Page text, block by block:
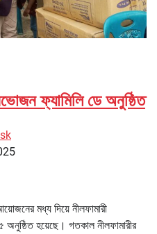
ফ্যামিলি ডে অনুষ্ঠিত
মধ্য দিয়ে নীলফামারী
হয়েছে। গতকাল নীলফামারীর